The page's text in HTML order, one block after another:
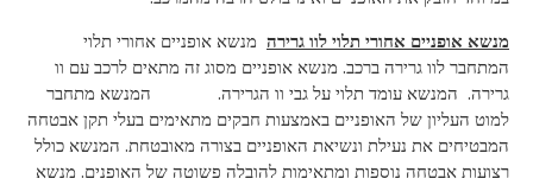
מנשא אופניים אחורי תלוי לוו גרירה מנשא אופניים אחורי תלוי
המתחבר לוו גרירה ברכב. מנשא אופניים מסוג זה מתאים לרכב עם וו
גרירה. המנשא עומד תלוי על גבי וו הגרירה. המנשא מתחבר
למוט העליון של האופניים באמצעות חבקים מתאימים בעלי תקן אבטחה
המבטיחים את נעילת ונשיאת האופניים בצורה מאובטחת. המנשא כולל
רצועות אבטחה נוספות ומתאימות להובלה פשוטה של האופנים. מנשא